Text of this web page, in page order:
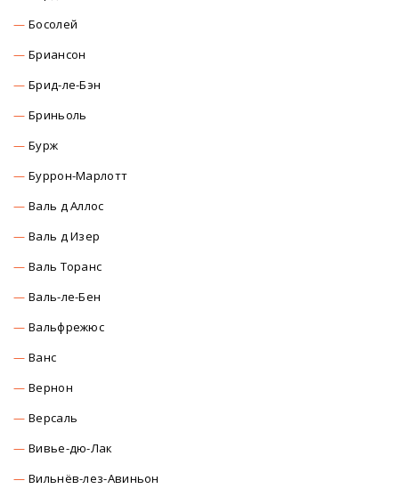
Босолей
Бриансон
Брид-ле-Бэн
Бриньоль
Бурж
Буррон-Марлотт
Валь д Аллос
Валь д Изер
Валь Торанс
Валь-ле-Бен
Вальфрежюс
Ванс
Вернон
Версаль
Вивье-дю-Лак
Вильнёв-лез-Авиньон